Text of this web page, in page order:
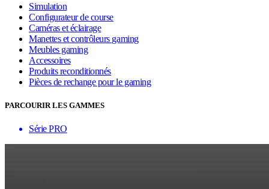
Simulation
Configurateur de course
Caméras et éclairage
Manettes et contrôleurs gaming
Meubles gaming
Accessoires
Produits reconditionnés
Pièces de rechange pour le gaming
PARCOURIR LES GAMMES
Série PRO